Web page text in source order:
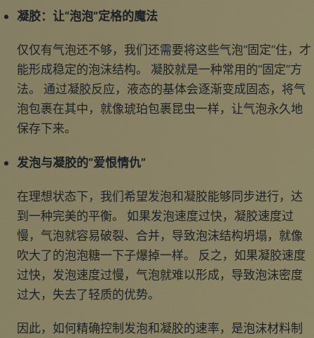
凝胶：让“泡泡”定格的魔法
仅仅有气泡还不够，我们还需要将这些气泡“固定”住，才
能形成稳定的泡沫结构。 凝胶就是一种常用的“固定”方
法。 通过凝胶反应，液态的基体会逐渐变成固态，将气
泡包裹在其中，就像琥珀包裹昆虫一样，让气泡永久地
保存下来。
发泡与凝胶的“爱恨情仇”
在理想状态下，我们希望发泡和凝胶能够同步进行，达
到一种完美的平衡。 如果发泡速度过快，凝胶速度过
慢，气泡就容易破裂、合并，导致泡沫结构坍塌，就像
吹大了的泡泡糖一下子爆掉一样。 反之，如果凝胶速度
过快，发泡速度过慢，气泡就难以形成，导致泡沫密度
过大，失去了轻质的优势。
因此，如何精确控制发泡和凝胶的速率，是泡沫材料制